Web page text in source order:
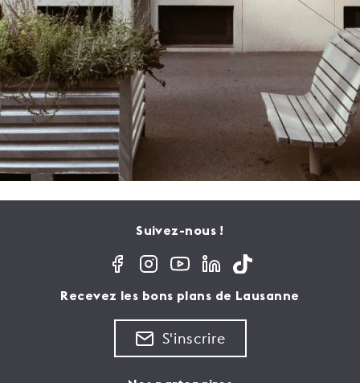
Suivez-nous !
Recevez les bons plans de Lausanne
S'inscrire